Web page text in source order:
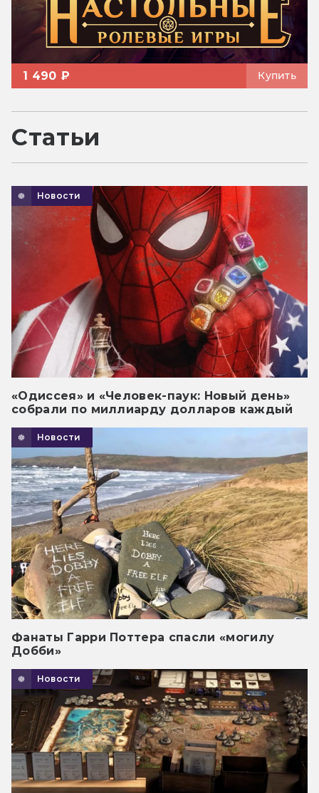
1 490 ₽ Купить
Статьи
Новости
«Одиссея» и «Человек-паук: Новый день»
собрали по миллиарду долларов каждый
Новости
Фанаты Гарри Поттера спасли «могилу
Добби»
Новости